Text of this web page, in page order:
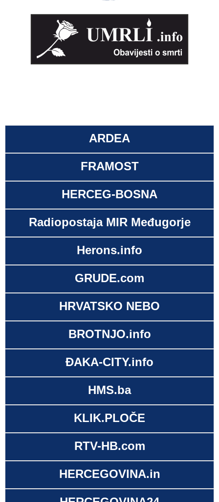
ARDEA
FRAMOST
HERCEG-BOSNA
Radiopostaja MIR Međugorje
Herons.info
GRUDE.com
HRVATSKO NEBO
BROTNJO.info
ĐAKA-CITY.info
HMS.ba
KLIK.PLOČE
RTV-HB.com
HERCEGOVINA.in